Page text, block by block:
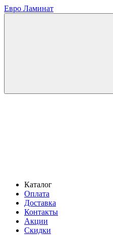
Евро Ламинат
Каталог
Оплата
Доставка
Контакты
Акции
Скидки